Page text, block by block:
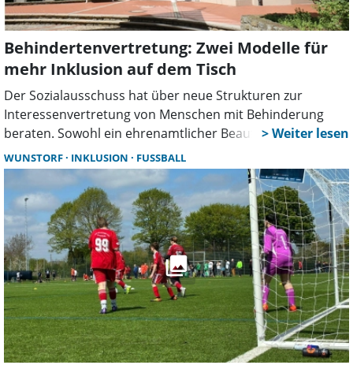
Behindertenvertretung: Zwei Modelle für
mehr Inklusion auf dem Tisch
Der Sozialausschuss hat über neue Strukturen zur
Interessenvertretung von Menschen mit Behinderung
beraten. Sowohl ein ehrenamtlicher Beauftragter als auch
ein Inklusionsbeirat fanden eine Mehrheit. Die endgültige
Entscheidung wurde im Verwaltungsausschuss am
Montag jedoch vertagt.
WUNSTORF INKLUSION FUSSBALL